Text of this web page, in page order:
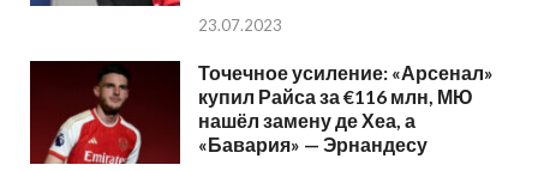
23.07.2023
Точечное усиление: «Арсенал»
купил Райса за €116 млн, МЮ
нашёл замену де Хеа, а
«Бавария» — Эрнандесу